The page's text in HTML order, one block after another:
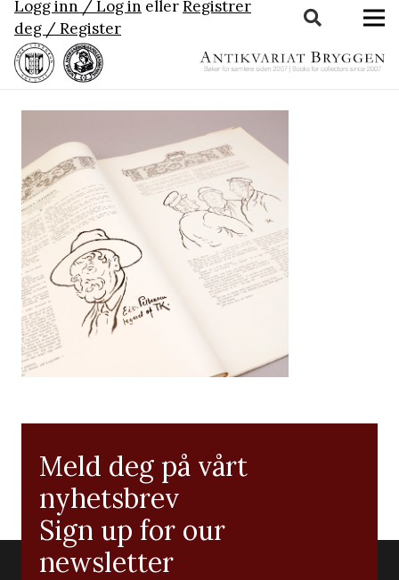
Logg inn / Log in ellerRegistrer
deg / Register
Meld deg på vårt
nyhetsbrev
Sign up for our
newsletter